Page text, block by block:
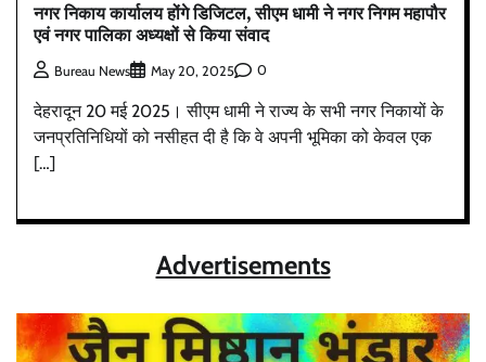
नगर निकाय कार्यालय होंगे डिजिटल, सीएम धामी ने नगर निगम महापौर
एवं नगर पालिका अध्यक्षों से किया संवाद
Bureau News May 20, 2025 0
देहरादून 20 मई 2025। सीएम धामी ने राज्य के सभी नगर निकायों के
जनप्रतिनिधियों को नसीहत दी है कि वे अपनी भूमिका को केवल एक
[…]
Advertisements